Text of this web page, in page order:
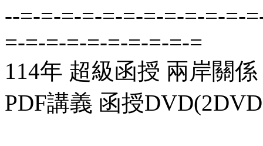
--=-=-=-=-=-=-=-=-=-=-=-
=-=-=-=-=-=-=-=-=-=
114年 超級函授 兩岸關
PDF講義 函授